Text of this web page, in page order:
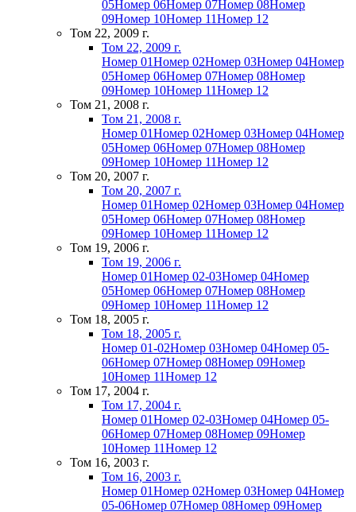
05Номер 06Номер 07Номер 08Номер
09Номер 10Номер 11Номер 12
Том 22, 2009 г.
Том 22, 2009 г.
Номер 01Номер 02Номер 03Номер 04Номер
05Номер 06Номер 07Номер 08Номер
09Номер 10Номер 11Номер 12
Том 21, 2008 г.
Том 21, 2008 г.
Номер 01Номер 02Номер 03Номер 04Номер
05Номер 06Номер 07Номер 08Номер
09Номер 10Номер 11Номер 12
Том 20, 2007 г.
Том 20, 2007 г.
Номер 01Номер 02Номер 03Номер 04Номер
05Номер 06Номер 07Номер 08Номер
09Номер 10Номер 11Номер 12
Том 19, 2006 г.
Том 19, 2006 г.
Номер 01Номер 02-03Номер 04Номер
05Номер 06Номер 07Номер 08Номер
09Номер 10Номер 11Номер 12
Том 18, 2005 г.
Том 18, 2005 г.
Номер 01-02Номер 03Номер 04Номер 05-
06Номер 07Номер 08Номер 09Номер
10Номер 11Номер 12
Том 17, 2004 г.
Том 17, 2004 г.
Номер 01Номер 02-03Номер 04Номер 05-
06Номер 07Номер 08Номер 09Номер
10Номер 11Номер 12
Том 16, 2003 г.
Том 16, 2003 г.
Номер 01Номер 02Номер 03Номер 04Номер
05-06Номер 07Номер 08Номер 09Номер